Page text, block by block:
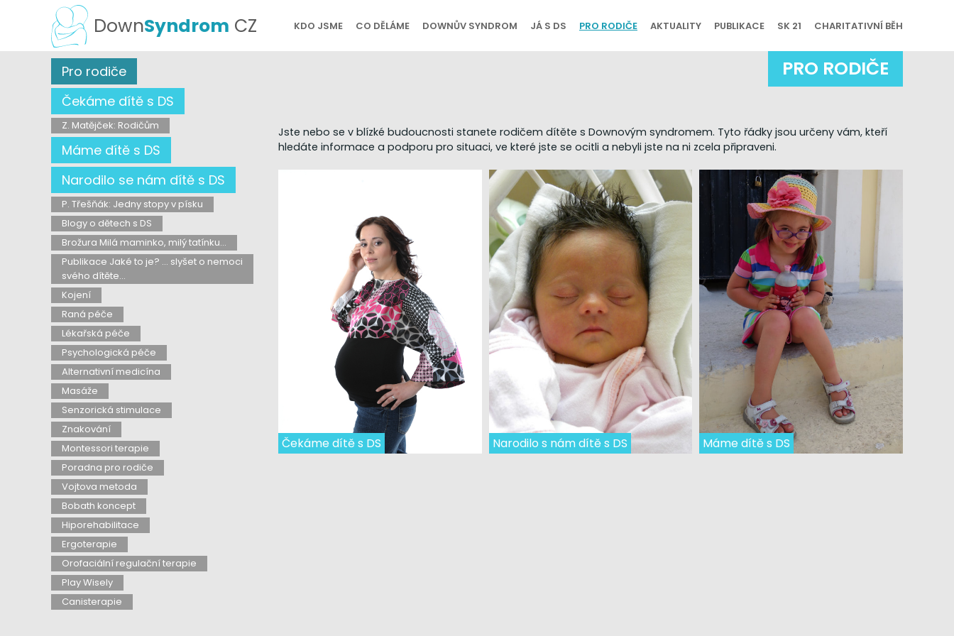
DownSyndrom CZ KDO JSME CO DĚLÁME DOWNŮV SYNDROM JÁ S DS PRO RODIČE AKTUALITY PUBLIKACE SK 21 CHARITATIVNÍ BĚH
PRO RODIČE
Jste nebo se v blízké budoucnosti stanete rodičem dítěte s Downovým syndromem. Tyto řádky jsou určeny vám, kteří
hledáte informace a podporu pro situaci, ve které jste se ocitli a nebyli jste na ni zcela připraveni.
Čekáme dítě s DS Narodilo s nám dítě s DS Máme dítě s DS
Pro rodiče
Čekáme dítě s DS
Z. Matějček: Rodičům
Máme dítě s DS
Narodilo se nám dítě s DS
P. Třešňák: Jedny stopy v písku
Blogy o dětech s DS
Brožura Milá maminko, milý tatínku...
Publikace Jaké to je? ... slyšet o nemoci
svého dítěte...
Kojení
Raná péče
Lékařská péče
Psychologická péče
Alternativní medicína
Masáže
Senzorická stimulace
Znakování
Montessori terapie
Poradna pro rodiče
Vojtova metoda
Bobath koncept
Hiporehabilitace
Ergoterapie
Orofaciální regulační terapie
Play Wisely
Canisterapie